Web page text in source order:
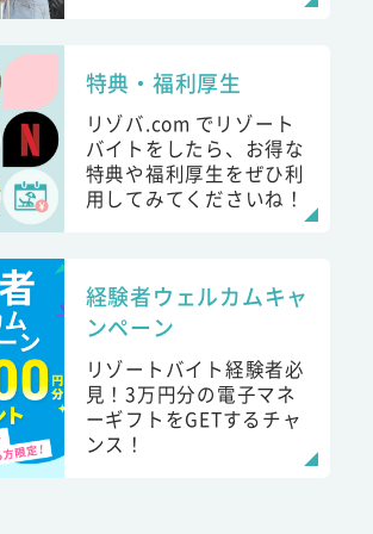
特典・福利厚生
リゾバ.com でリゾート
バイトをしたら、お得な
特典や福利厚生をぜひ利
用してみてくださいね！
経験者ウェルカムキャ
ンペーン
リゾートバイト経験者必
見！3万円分の電子マネ
ーギフトをGETするチャ
ンス！